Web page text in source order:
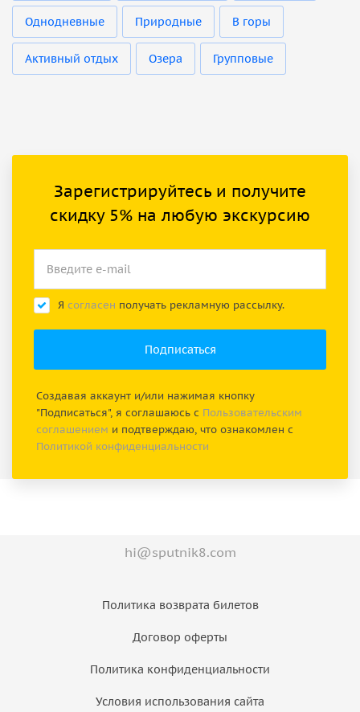
Однодневные Природные В горы
Активный отдых Озера Групповые
Зарегистрируйтесь и получите
скидку 5% на любую экскурсию
Я согласен получать рекламную рассылку.
Создавая аккаунт и/или нажимая кнопку
"Подписаться", я соглашаюсь с Пользовательским
соглашением и подтверждаю, что ознакомлен с
Политикой конфиденциальности
hi@sputnik8.com
Политика возврата билетов
Договор оферты
Политика конфиденциальности
Условия использования сайта